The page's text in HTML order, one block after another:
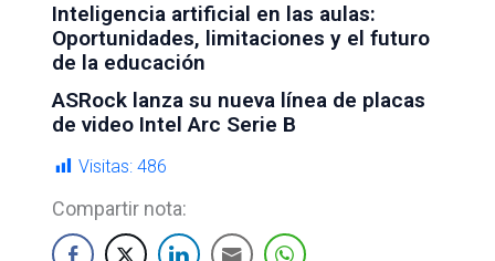
Inteligencia artificial en las aulas:
Oportunidades, limitaciones y el futuro
de la educación
ASRock lanza su nueva línea de placas
de video Intel Arc Serie B
Visitas: 486
Compartir nota: